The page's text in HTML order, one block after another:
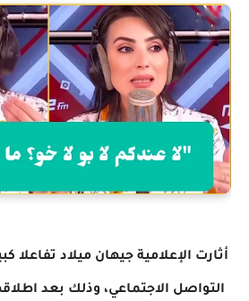
أثارت الإعلامية جيهان ميلاد تفاعلا
التواصل الاجتماعي، وذلك بعد